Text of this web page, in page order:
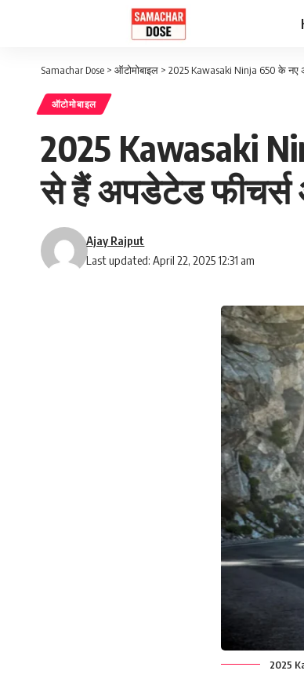
Samachar Dose > ऑटोमोबाइल > 2025 Kawasaki Ninja 650 के नए
ऑटोमोबाइल
2025 Kawasaki
से हैं अपडेटेड
Last updated: April 22, 2025 12:31 am
Ajay Rajput
2025